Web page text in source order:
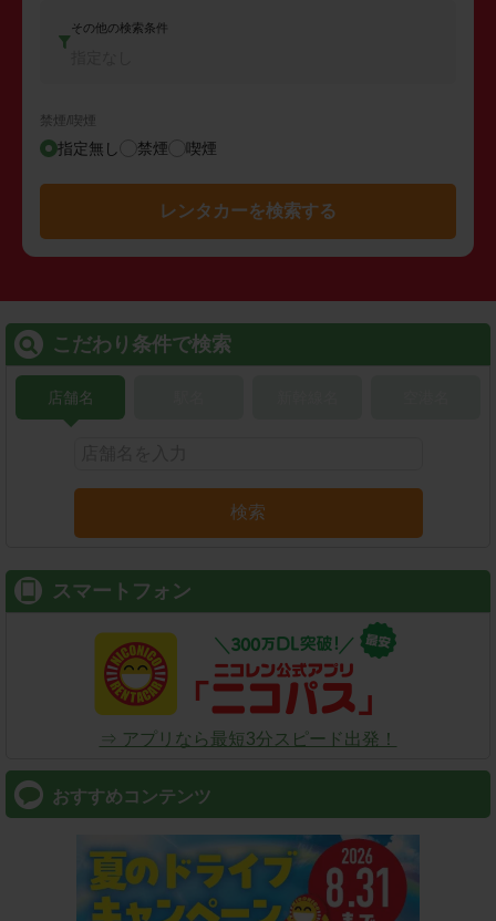
その他の検索条件
禁煙/喫煙
指定無し 禁煙 喫煙
レンタカーを検索する
こだわり条件で検索
店舗名
検索
スマートフォン
⇒ アプリなら最短3分スピード出発！
おすすめコンテンツ